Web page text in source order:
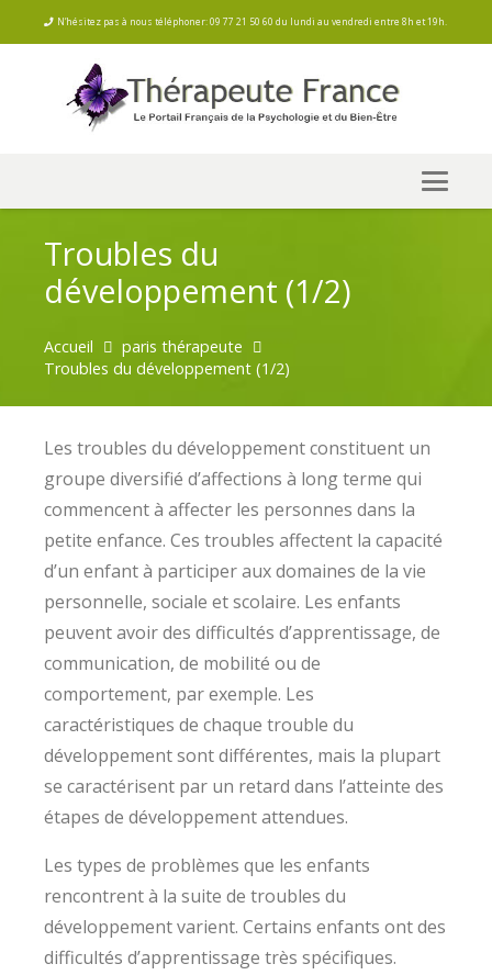
N’hésitez pas à nous téléphoner: 09 77 21 50 60 du lundi au vendredi entre 8h et 19h.
Troubles du
développement (1/2)
Accueil
paris thérapeute
Troubles du développement (1/2)
Les troubles du développement constituent un
groupe diversifié d’affections à long terme qui
commencent à affecter les personnes dans la
petite enfance. Ces troubles affectent la capacité
d’un enfant à participer aux domaines de la vie
personnelle, sociale et scolaire. Les enfants
peuvent avoir des difficultés d’apprentissage, de
communication, de mobilité ou de
comportement, par exemple. Les
caractéristiques de chaque trouble du
développement sont différentes, mais la plupart
se caractérisent par un retard dans l’atteinte des
étapes de développement attendues.
Les types de problèmes que les enfants
rencontrent à la suite de troubles du
développement varient. Certains enfants ont des
difficultés d’apprentissage très spécifiques.